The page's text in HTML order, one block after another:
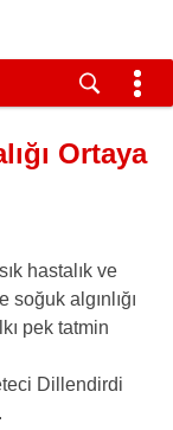
Ortaya
hastalık ve
algınlığı
pek tatmin
Dillendirdi